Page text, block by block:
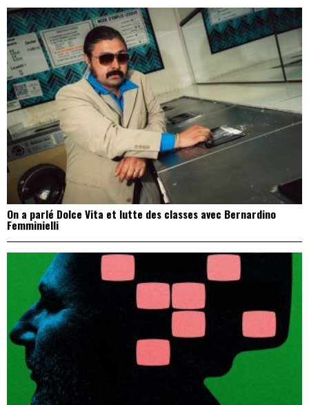
On a parlé Dolce Vita et lutte des classes avec Bernardino
Femminielli